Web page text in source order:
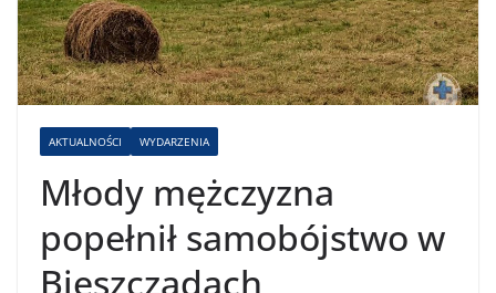
AKTUALNOŚCI WYDARZENIA
Młody mężczyzna
popełnił samobójstwo w
Bieszczadach